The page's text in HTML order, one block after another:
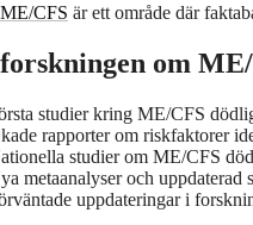
CFS är ett område där
om
studier kring ME/CFS
rapporter om riskfaktorer
studier om ME/CFS
metaanalyser och uppdaterad
uppdateringar i